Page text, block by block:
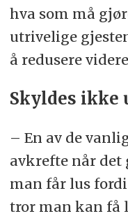
hva som må
utrivelige
å redusere
Skyldes ikke
– En av de
avkrefte når det
man får lus
tror man kan få